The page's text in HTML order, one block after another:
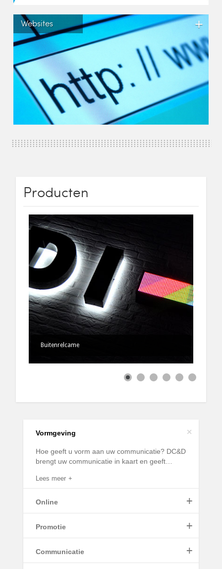
Websites +
Producten
Buitenrelcame
Vormgeving +
Hoe geeft u vorm aan uw communicatie? DC&D
brengt uw communicatie in kaart en geeft…
Lees meer
Online +
Lees meer
Promotie +
Communicatie +